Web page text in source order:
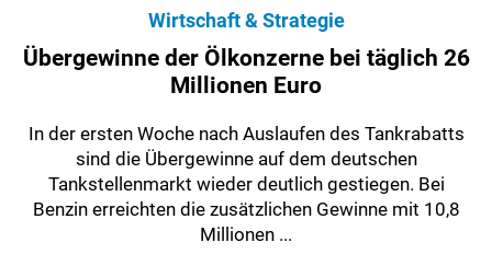
Wirtschaft & Strategie
Übergewinne der Ölkonzerne bei täglich 26
Millionen Euro
In der ersten Woche nach Auslaufen des Tankrabatts
sind die Übergewinne auf dem deutschen
Tankstellenmarkt wieder deutlich gestiegen. Bei
Benzin erreichten die zusätzlichen Gewinne mit 10,8
Millionen ...